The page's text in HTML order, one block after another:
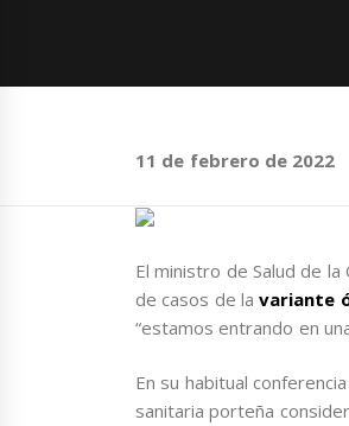
11 de febrero de 2022
El ministro de Salud de la
de casos de la variante
“estamos entrando en
En su habitual
sanitaria porteña